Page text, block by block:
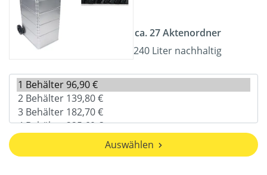
ca. 27 Aktenordner
240 Liter nachhaltig
Auswählen